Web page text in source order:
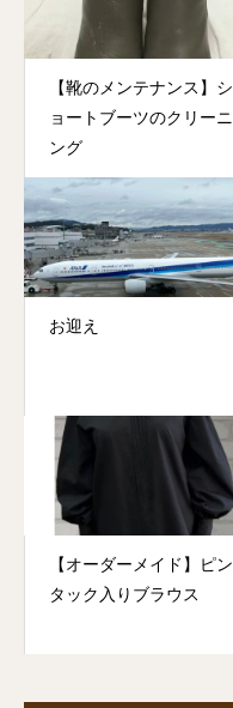
【靴のメンテナンス】シ
ョートブーツのクリーニ
ング
お迎え
【オーダーメイド】ピン
タック入りブラウス